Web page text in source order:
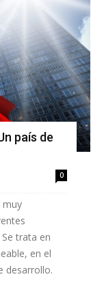
país de
0
muy
trata en
en el
desarrollo.